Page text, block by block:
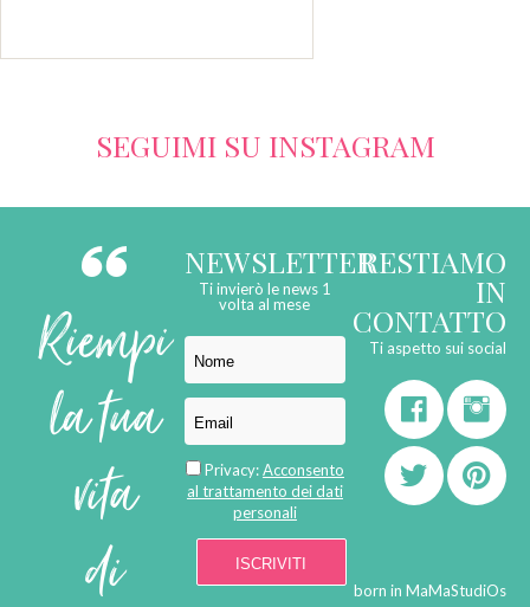
SEGUIMI SU INSTAGRAM
Riempi
la tua
vita
di
NEWSLETTER
Ti invierò le news 1
volta al mese
Privacy:Acconsento
al trattamento dei dati
personali
RESTIAMO
IN
CONTATTO
Ti aspetto sui social
born in MaMaStudiOs